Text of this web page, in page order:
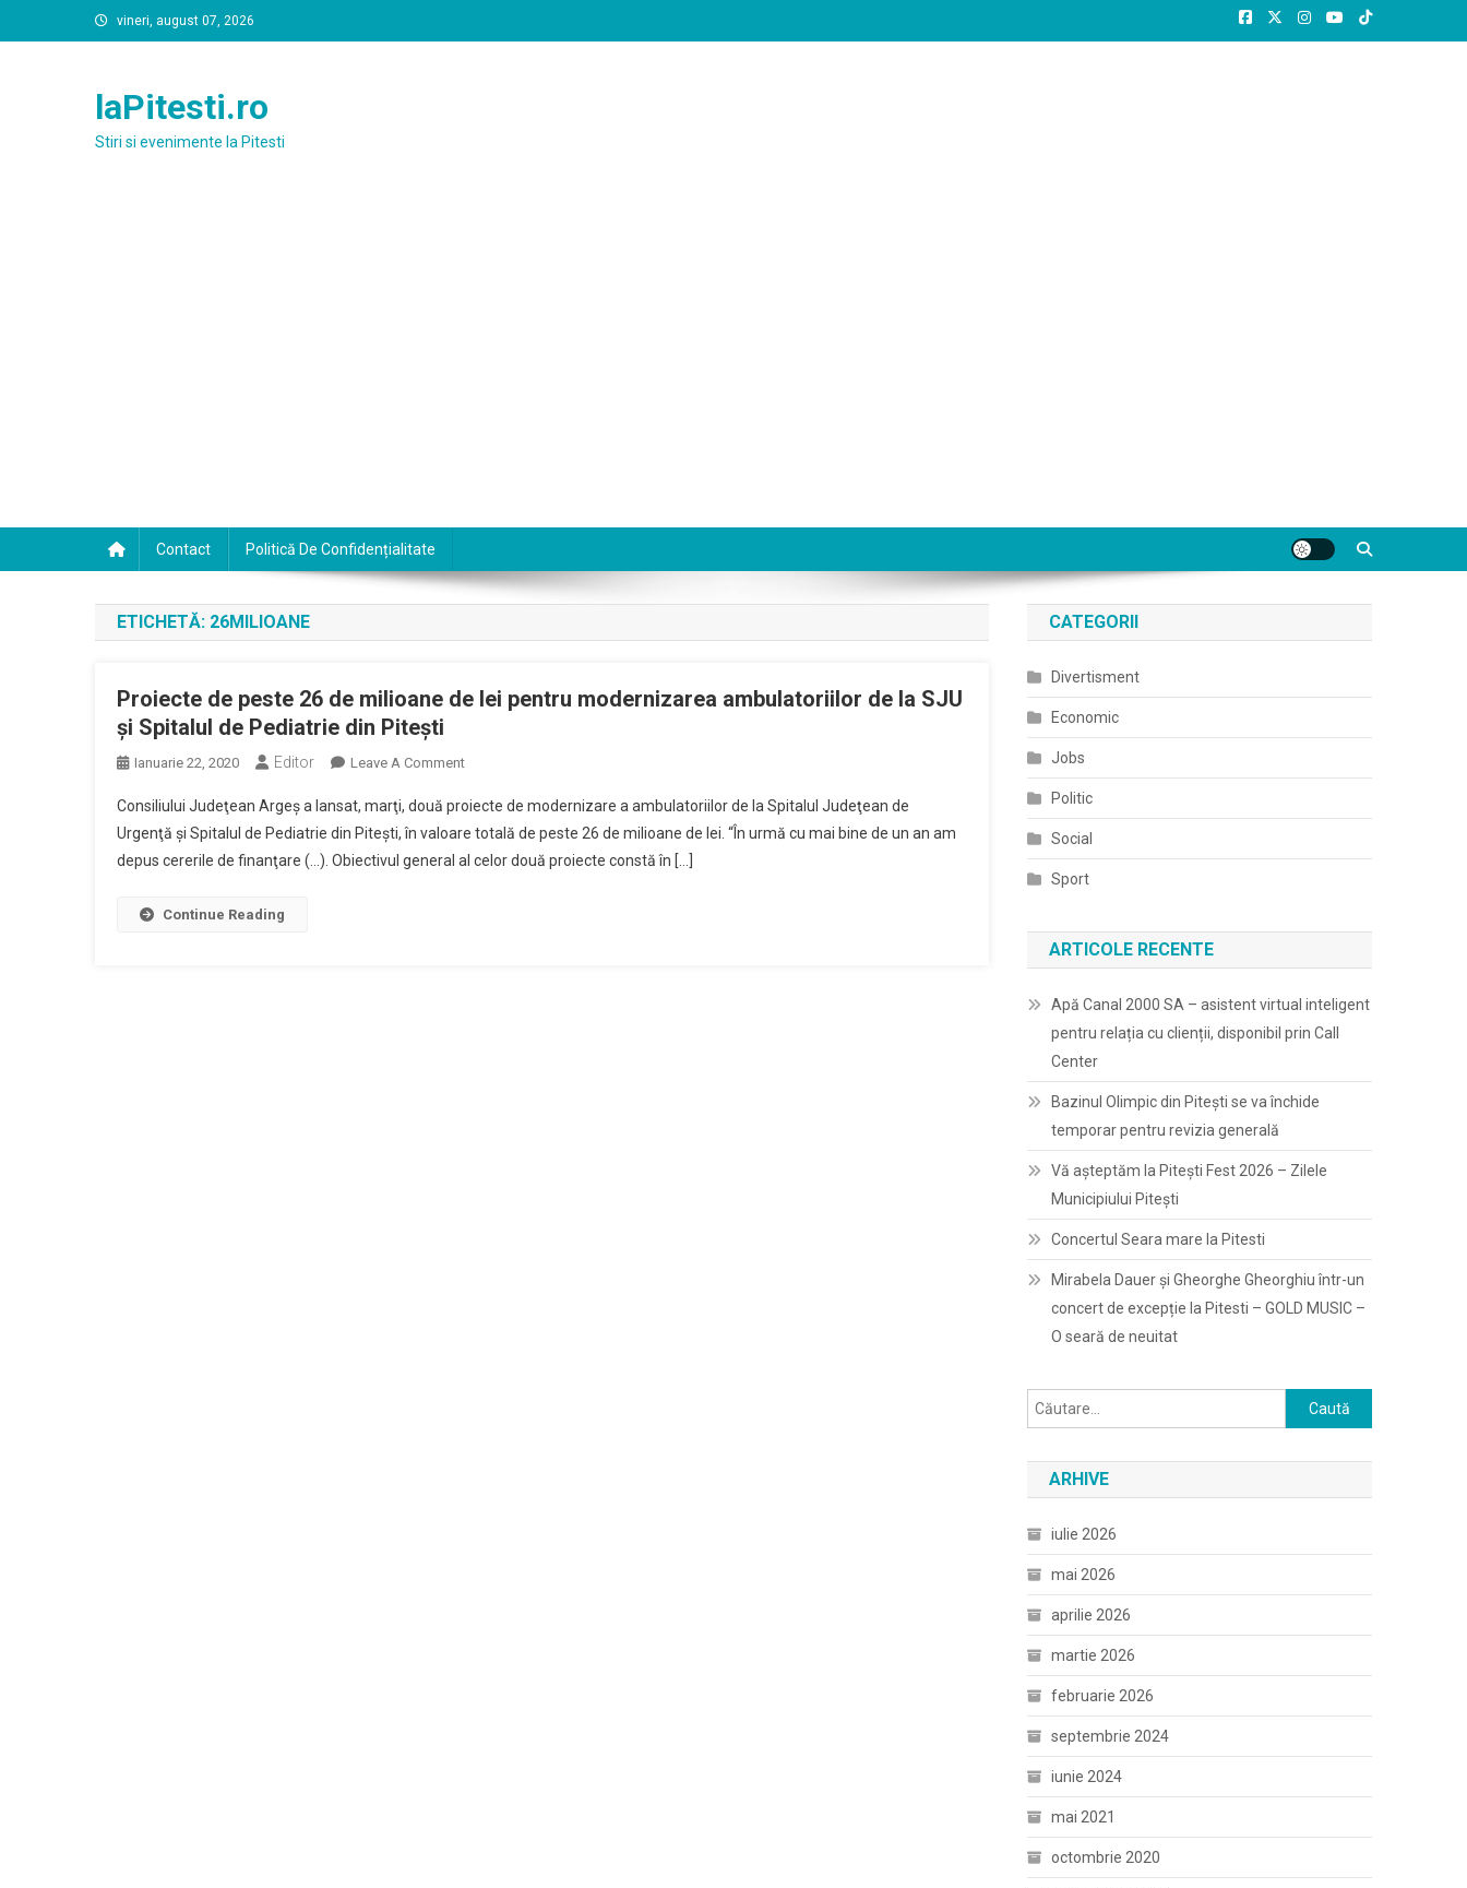
to
vineri, august 07, 2026
laPitesti.ro
Stiri si evenimente la Pitesti
Contact Politică De Confidențialitate
ETICHETĂ: 26MILIOANE
Proiecte de peste 26 de milioane de lei pentru modernizarea ambulatoriilor de la SJU
şi Spitalul de Pediatrie din Piteşti
Ianuarie 22, 2020 Editor Leave A CommentOn
De
Peste
26
Consiliului Judeţean Argeş a lansat, marţi, două proiecte de modernizare a ambulatoriilor de la Spitalul Judeţean de
Urgenţă şi Spitalul de Pediatrie din Piteşti, în valoare totală de peste 26 de milioane de lei. “În urmă cu mai bine de un an am
depus cererile de finanţare (…). Obiectivul general al celor două proiecte constă în […]
Continue Reading
CATEGORII
Divertisment
Economic
Jobs
Politic
Social
Sport
ARTICOLE RECENTE
Apă Canal 2000 SA – asistent virtual inteligent
pentru relația cu clienții, disponibil prin Call
Center
Bazinul Olimpic din Pitești se va închide
temporar pentru revizia generală
Vă așteptăm la Pitești Fest 2026 – Zilele
Municipiului Pitești
Concertul Seara mare la Pitesti
Mirabela Dauer și Gheorghe Gheorghiu într-un
concert de excepție la Pitesti – GOLD MUSIC –
O seară de neuitat
Caută
după:
ARHIVE
iulie 2026
mai 2026
aprilie 2026
martie 2026
februarie 2026
septembrie 2024
iunie 2024
mai 2021
octombrie 2020